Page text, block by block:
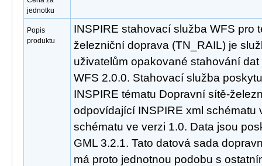
jednotku
Popis
produktu
INSPIRE stahovací služba WFS pro
železniční doprava (TN_RAIL) je
uživatelům opakované stahování
WFS 2.0.0. Stahovací služba
INSPIRE tématu Dopravní sítě-
odpovídající INSPIRE xml schématu
schématu ve verzi 1.0. Data jsou
GML 3.2.1. Tato datová sada
má proto jednotnou podobu s